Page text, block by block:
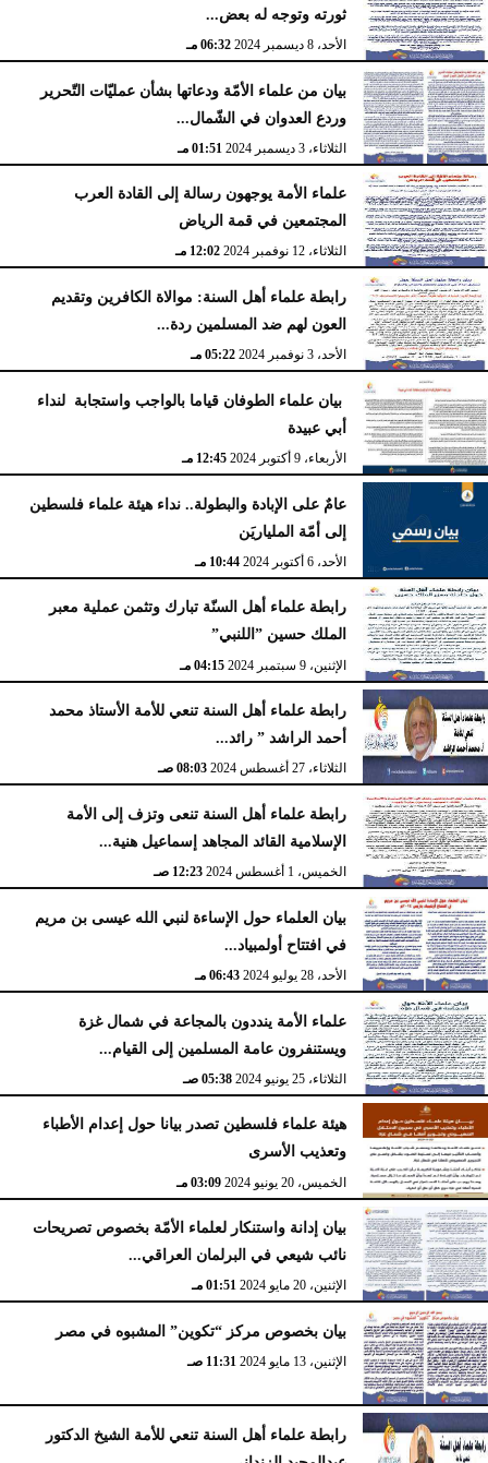
ثورته وتوجه له بعض...
الأحد، 8 ديسمبر 2024 06:32 مـ
بيان من علماء الأمّة ودعاتها بشأن عمليّات التّحرير
وردع العدوان في الشّمال...
الثلاثاء، 3 ديسمبر 2024 01:51 مـ
علماء الأمة يوجهون رسالة إلى القادة العرب
المجتمعين في قمة الرياض
الثلاثاء، 12 نوفمبر 2024 12:02 مـ
رابطة علماء أهل السنة: موالاة الكافرين وتقديم
العون لهم ضد المسلمين ردة...
الأحد، 3 نوفمبر 2024 05:22 مـ
بيان علماء الطوفان قياما بالواجب واستجابة لنداء
أبي عبيدة
الأربعاء، 9 أكتوبر 2024 12:45 مـ
عامٌ على الإبادة والبطولة.. نداء هيئة علماء فلسطين
إلى أمّة الملياريَن
الأحد، 6 أكتوبر 2024 10:44 مـ
رابطة علماء أهل السنّة تبارك وتثمن عملية معبر
الملك حسين ”اللنبي”
الإثنين، 9 سبتمبر 2024 04:15 مـ
رابطة علماء أهل السنة تنعي للأمة الأستاذ محمد
أحمد الراشد ” رائد...
الثلاثاء، 27 أغسطس 2024 08:03 صـ
رابطة علماء أهل السنة تنعى وتزف إلى الأمة
الإسلامية القائد المجاهد إسماعيل هنية...
الخميس، 1 أغسطس 2024 12:23 صـ
بيان العلماء حول الإساءة لنبي الله عيسى بن مريم
في افتتاح أولمبياد...
الأحد، 28 يوليو 2024 06:43 مـ
علماء الأمة ينددون بالمجاعة في شمال غزة
ويستنفرون عامة المسلمين إلى القيام...
الثلاثاء، 25 يونيو 2024 05:38 صـ
هيئة علماء فلسطين تصدر بيانا حول إعدام الأطباء
وتعذيب الأسرى
الخميس، 20 يونيو 2024 03:09 مـ
بيان إدانة واستنكار لعلماء الأمّة بخصوص تصريحات
نائب شيعي في البرلمان العراقي...
الإثنين، 20 مايو 2024 01:51 مـ
بيان بخصوص مركز “تكوين” المشبوه في مصر
الإثنين، 13 مايو 2024 11:31 صـ
رابطة علماء أهل السنة تنعي للأمة الشيخ الدكتور